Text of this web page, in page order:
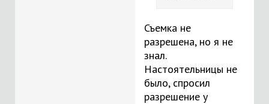
Съемка не
разрешена, но я не
знал.
Настоятельницы не
было, спросил
разрешение у